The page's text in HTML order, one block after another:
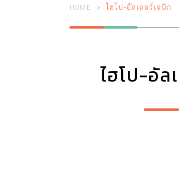
HOME ไฮโป-อัลเลอร์เจนิก
ไฮโป-อัล